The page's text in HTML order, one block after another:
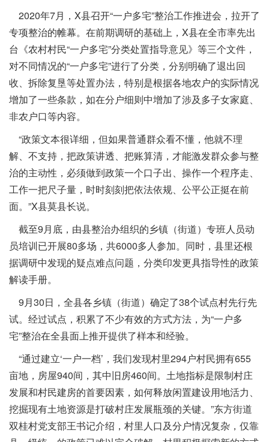
2020年7月，X县召开“一户多宅”整治工作推进会，拉开了
专项整治的帷幕。在前期调研的基础上，X县在全市率先出
台《农村村民“一户多宅”分类处置指导意见》等三个文件，
对不同情况的“一户多宅”进行了分类，分别明确了退出回
收、拆除复垦等处置办法，特别是根据各地农户的实际情况
增加了一些条款，如在分户细则中增加了涉及多子女家庭、
非农户口等内容。
“政策文本很详细，但如果普通群众看不懂，他就不理
解、不支持，把政策讲透、把账算清，才能激发群众参与整
治的主动性，必须做到政策一个口子出、操作一个程序走、
工作一把尺子量，时时刻刻把依法依规、公平公正挺在前
面。”X县莫县长说。
截至9月底，由县整治办组织的乡镇（街道）专班人员动
员培训已开展80多场，共6000多人参加。同时，县里还根
据调研中发现的疑点难点问题，分类印发更具指导性的政策
解读手册。
9月30日，全县各乡镇（街道）确定了38个试点村先行先
试。经过试点，积累了不少有效的方式方法，为“一户多
宅”整治在全县面上推开提供了样本和经验。
“通过建立‘一户一档’，我们发现村里294户村民拥有655
亩地，房屋940间，其中旧房460间。土地指标是限制村庄
发展和村民建房的首要因素，如何释放闲置建设用地活力、
挖掘现有土地资源是打破村庄发展瓶颈的关键。”东方街道
双桂村党支部王书记介绍，村里人口及分户情况复杂，仅靠